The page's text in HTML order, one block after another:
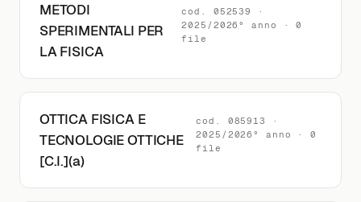
METODI
SPERIMENTALI PER
LA FISICA
cod. 052539 ·
2025/2026° anno · 0
file
OTTICA FISICA E
TECNOLOGIE OTTICHE
[C.I.](a)
cod. 085913 ·
2025/2026° anno · 0
file